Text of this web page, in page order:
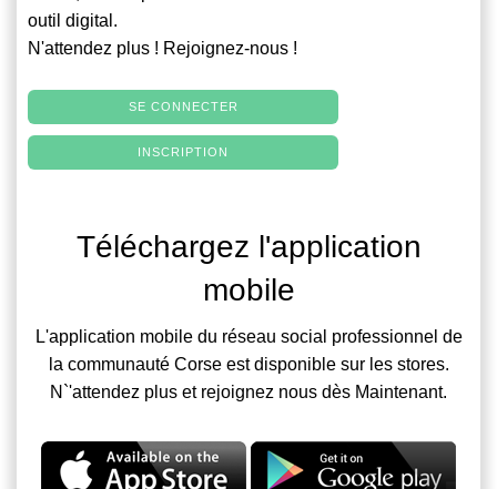
outil digital.
N'attendez plus ! Rejoignez-nous !
SE CONNECTER
INSCRIPTION
Téléchargez l'application
mobile
L'application mobile du réseau social professionnel de
la communauté Corse est disponible sur les stores.
N`'attendez plus et rejoignez nous dès Maintenant.